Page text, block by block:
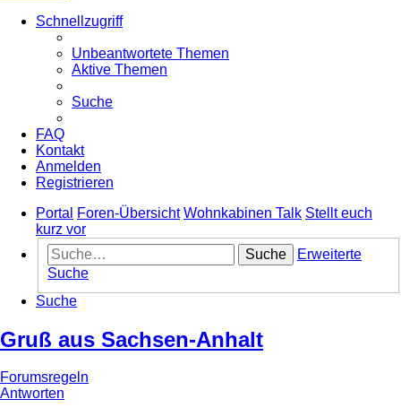
Schnellzugriff
Unbeantwortete Themen
Aktive Themen
Suche
FAQ
Kontakt
Anmelden
Registrieren
Portal
Foren-Übersicht Wohnkabinen Talk Stellt euch
kurz vor
Suche
Erweiterte
Suche
Suche
Gruß aus Sachsen-Anhalt
Forumsregeln
Antworten